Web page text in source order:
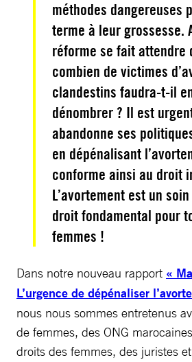
méthodes dangereuses
terme à leur grossesse.
réforme se fait attendre
combien de victimes
clandestins faudra-t-il
dénombrer ? Il est
abandonne ses
en dépénalisant
conforme ainsi au droit
L’avortement est un
droit fondamental pour
femmes !
Dans notre nouveau rapport «
L’urgence de dépénaliser
nous nous sommes entretenus
de femmes, des ONG
droits des femmes, des juristes